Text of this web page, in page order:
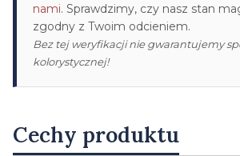
nami. Sprawdzimy, czy nasz stan
zgodny z Twoim odcieniem.
Bez tej weryfikacji nie gwarantujemy
kolorystycznej!
Cechy produktu